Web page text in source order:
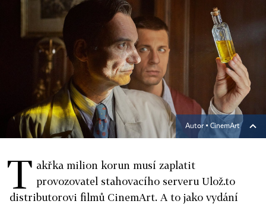
Autor ▪ CinemArt
T akřka milion korun musí zaplatit
provozovatel stahovacího serveru Ulož.to
distributorovi filmů CinemArt. A to jako vydání